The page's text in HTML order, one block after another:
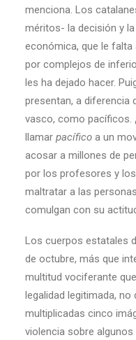
menciona. Los
méritos- la decisión y
económica, que le falta
por complejos de
les ha dejado hacer.
presentan, a diferencia
vasco, como pacíficos.
llamar pacífico a un
acosar a millones de
por los profesores y
maltratar a las
comulgan con su
Los cuerpos estatales
de octubre, más que
multitud vociferante
legalidad legitimada, no
multiplicadas cinco
violencia sobre